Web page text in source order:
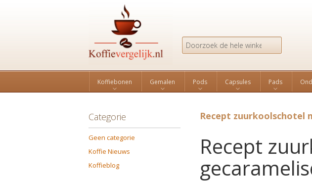
Search
Koffiebonen Gemalen Pods Capsules Pads
Recept zuurkoolschotel
Recept
Categorie
Geen categorie
Koffie Nieuws
Koffieblog